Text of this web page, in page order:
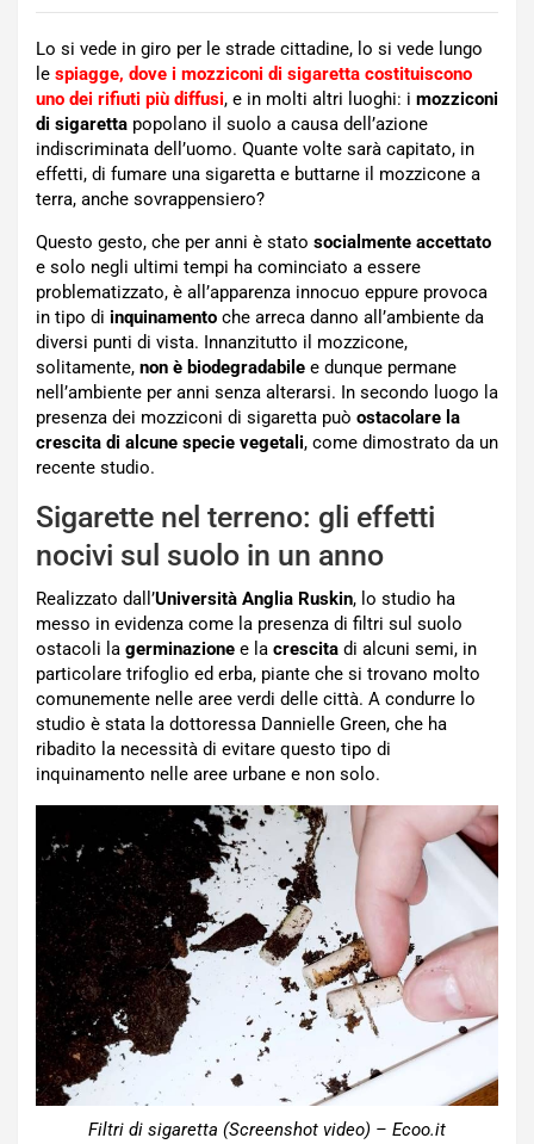
Lo si vede in giro per le strade cittadine, lo si vede lungo
le spiagge, dove i mozziconi di sigaretta costituiscono
uno dei rifiuti più diffusi, e in molti altri luoghi: i mozziconi
di sigaretta popolano il suolo a causa dell’azione
indiscriminata dell’uomo. Quante volte sarà capitato, in
effetti, di fumare una sigaretta e buttarne il mozzicone a
terra, anche sovrappensiero?
Questo gesto, che per anni è stato socialmente accettato
e solo negli ultimi tempi ha cominciato a essere
problematizzato, è all’apparenza innocuo eppure provoca
in tipo di inquinamento che arreca danno all’ambiente da
diversi punti di vista. Innanzitutto il mozzicone,
solitamente, non è biodegradabile e dunque permane
nell’ambiente per anni senza alterarsi. In secondo luogo la
presenza dei mozziconi di sigaretta può ostacolare la
crescita di alcune specie vegetali, come dimostrato da un
recente studio.
Sigarette nel terreno: gli effetti
nocivi sul suolo in un anno
Realizzato dall’Università Anglia Ruskin, lo studio ha
messo in evidenza come la presenza di filtri sul suolo
ostacoli la germinazione e la crescita di alcuni semi, in
particolare trifoglio ed erba, piante che si trovano molto
comunemente nelle aree verdi delle città. A condurre lo
studio è stata la dottoressa Dannielle Green, che ha
ribadito la necessità di evitare questo tipo di
inquinamento nelle aree urbane e non solo.
Filtri di sigaretta (Screenshot video) – Ecoo.it